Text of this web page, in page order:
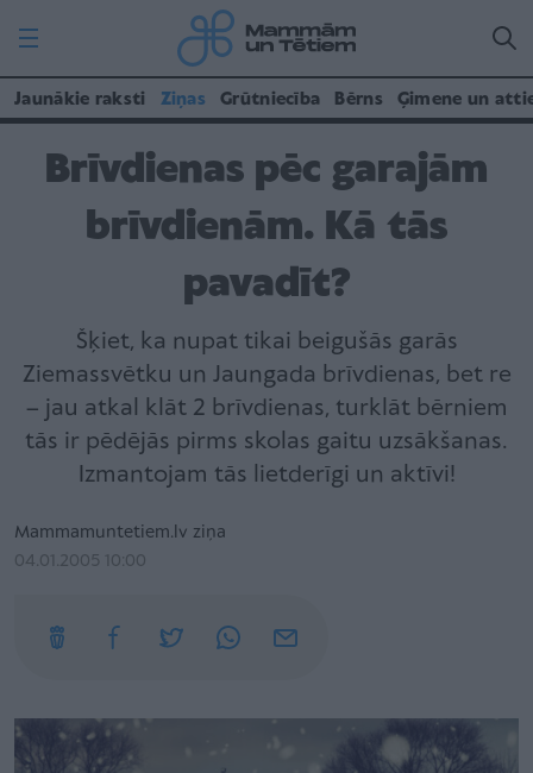
Jaunākie raksti Ziņas Grūtniecība Bērns Ģimene un
Brīvdienas pēc garajām
brīvdienām. Kā tās
pavadīt?
Šķiet, ka nupat tikai beigušās garās
Ziemassvētku un Jaungada brīvdienas, bet re
– jau atkal klāt 2 brīvdienas, turklāt bērniem
tās ir pēdējās pirms skolas gaitu uzsākšanas.
Izmantojam tās lietderīgi un aktīvi!
Mammamuntetiem.lv ziņa
04.01.2005 10:00